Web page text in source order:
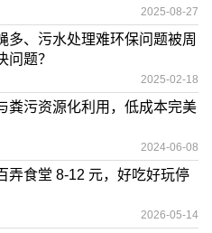
2025-08-27
多、污水处理难环保问题被周
题？
2025-02-18
粪污资源化利用，低成本完美
2024-06-08
弄食堂 8-12 元，好吃好玩停
2026-05-14